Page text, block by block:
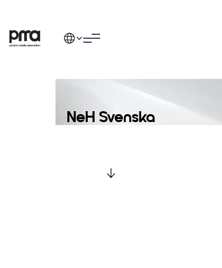
NeH Svenska